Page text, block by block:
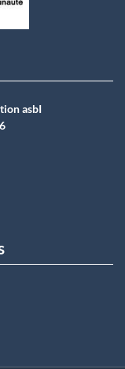
asbI